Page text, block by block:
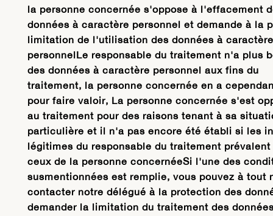
la personne concernée s'oppose à l'effacement
données à caractère personnel et demande à la
limitation de l'utilisation des données à caractère
personnelLe responsable du traitement n'a plus
des données à caractère personnel aux fins du
traitement, la personne concernée en a
pour faire valoir, La personne concernée s'est
au traitement pour des raisons tenant à sa
particulière et il n'a pas encore été établi si les
légitimes du responsable du traitement prévalent
ceux de la personne concernéeSi l'une des
susmentionnées est remplie, vous pouvez à tout
contacter notre délégué à la protection des
demander la limitation du traitement des